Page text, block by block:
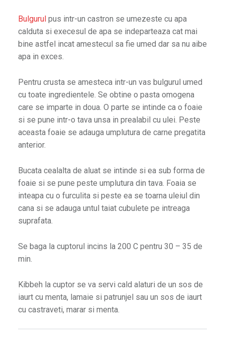
Bulgurulpus intr-un castron se umezeste cu apa
calduta si execesul de apa se indeparteaza cat mai
bine astfel incat amestecul sa fie umed dar sa nu aibe
apa in exces.
Pentru crusta se amesteca intr-un vas bulgurul umed
cu toate ingredientele. Se obtine o pasta omogena
care se imparte in doua. O parte se intinde ca o foaie
si se pune intr-o tava unsa in prealabil cu ulei. Peste
aceasta foaie se adauga umplutura de carne pregatita
anterior.
Bucata cealalta de aluat se intinde si ea sub forma de
foaie si se pune peste umplutura din tava. Foaia se
inteapa cu o furculita si peste ea se toarna uleiul din
cana si se adauga untul taiat cubulete pe intreaga
suprafata.
Se baga la cuptorul incins la 200 C pentru 30 – 35 de
min.
Kibbeh la cuptor se va servi cald alaturi de un sos de
iaurt cu menta, lamaie si patrunjel sau un sos de iaurt
cu castraveti, marar si menta.